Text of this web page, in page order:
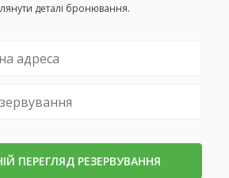
деталі бронювання.